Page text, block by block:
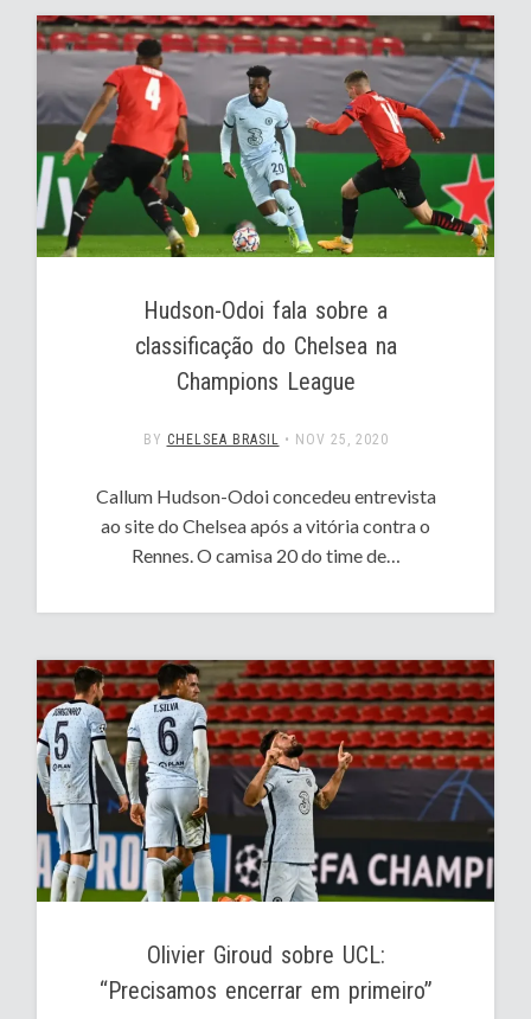
Hudson-Odoi fala sobre a
classificação do Chelsea na
Champions League
BY CHELSEA BRASIL • NOV 25, 2020
Callum Hudson-Odoi concedeu entrevista
ao site do Chelsea após a vitória contra o
Rennes. O camisa 20 do time de…
Olivier Giroud sobre UCL:
“Precisamos encerrar em primeiro”